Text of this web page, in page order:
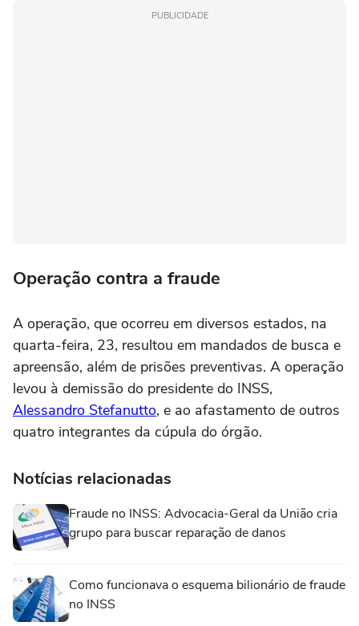
PUBLICIDADE
Operação contra a fraude
A operação, que ocorreu em diversos estados, na
quarta-feira, 23, resultou em mandados de busca e
apreensão, além de prisões preventivas. A operação
levou à demissão do presidente do INSS,
Alessandro Stefanutto, e ao afastamento de outros
quatro integrantes da cúpula do órgão.
Notícias relacionadas
Fraude no INSS: Advocacia-Geral da União cria
grupo para buscar reparação de danos
Como funcionava o esquema bilionário de fraude
no INSS